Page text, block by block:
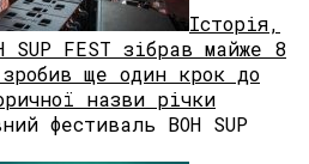
Історія,
SUP FEST зібрав майже 8
ще один крок до
назви річки
фестиваль BOH SUP